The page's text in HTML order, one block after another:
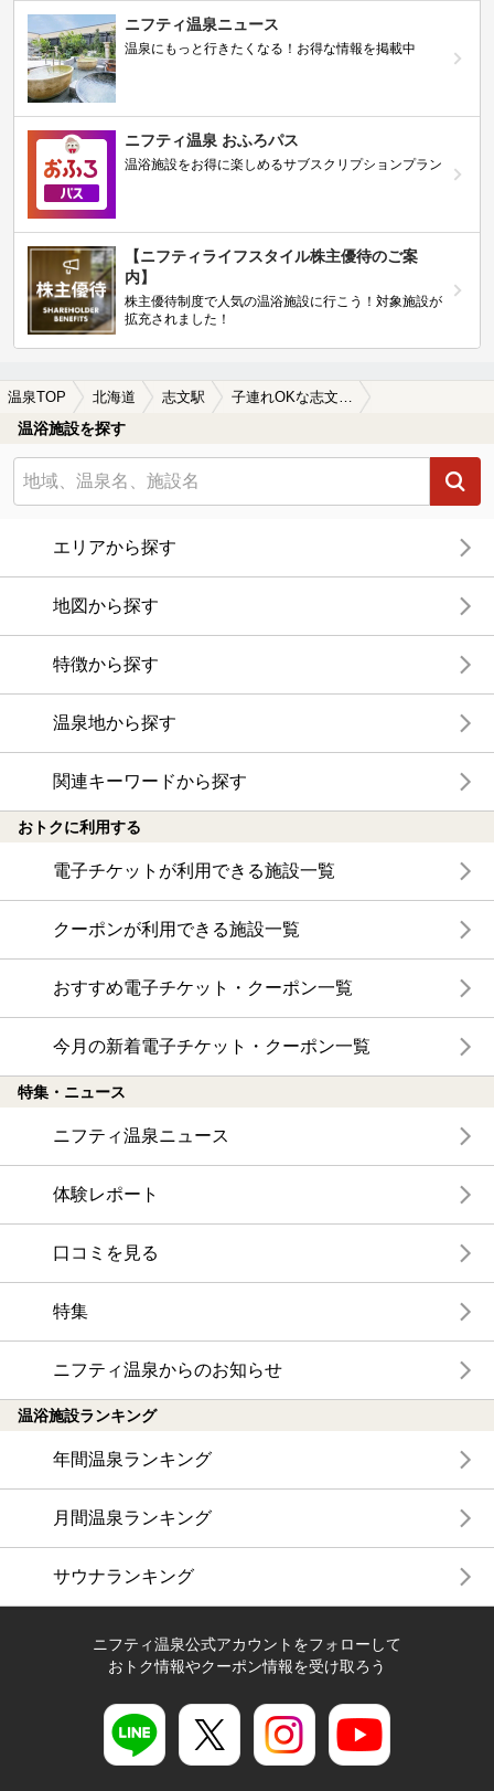
ニフティ温泉ニュース
温泉にもっと行きたくなる！お得な情報を掲載中
ニフティ温泉 おふろパス
温浴施設をお得に楽しめるサブスクリプションプラン
【ニフティライフスタイル株主優待のご案
内】
株主優待制度で人気の温浴施設に行こう！対象施設が
拡充されました！
温泉TOP 北海道 志文駅 子連れOKな志文駅近くの温泉、日帰り温泉、スーパー銭湯おすすめ
温浴施設を探す
エリアから探す
地図から探す
特徴から探す
温泉地から探す
関連キーワードから探す
おトクに利用する
電子チケットが利用できる施設一覧
クーポンが利用できる施設一覧
おすすめ電子チケット・クーポン一覧
今月の新着電子チケット・クーポン一覧
特集・ニュース
ニフティ温泉ニュース
体験レポート
口コミを見る
特集
ニフティ温泉からのお知らせ
温浴施設ランキング
年間温泉ランキング
月間温泉ランキング
サウナランキング
ニフティ温泉公式アカウントをフォローして
おトク情報やクーポン情報を受け取ろう